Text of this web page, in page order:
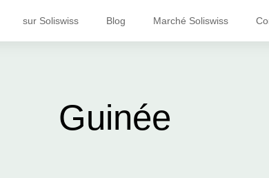
sur Soliswiss Blog Marché Soliswiss
Guinée